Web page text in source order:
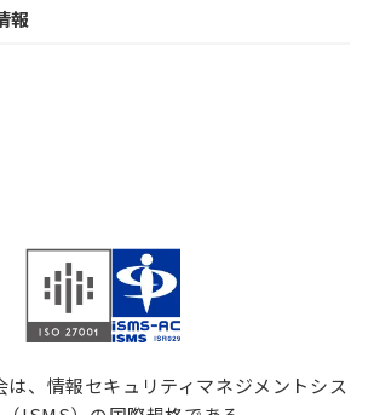
報
は、情報セキュリティマネジメントシス